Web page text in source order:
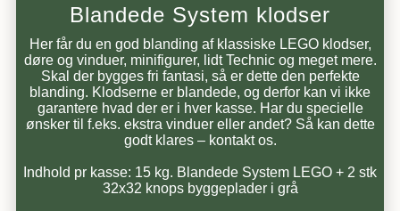
Blandede System klodser
Her får du en god blanding af klassiske LEGO klodser,
døre og vinduer, minifigurer, lidt Technic og meget mere.
Skal der bygges fri fantasi, så er dette den perfekte
blanding. Klodserne er blandede, og derfor kan vi ikke
garantere hvad der er i hver kasse. Har du specielle
ønsker til f.eks. ekstra vinduer eller andet? Så kan dette
godt klares – kontakt os.
Indhold pr kasse: 15 kg. Blandede System LEGO + 2 stk
32x32 knops byggeplader i grå